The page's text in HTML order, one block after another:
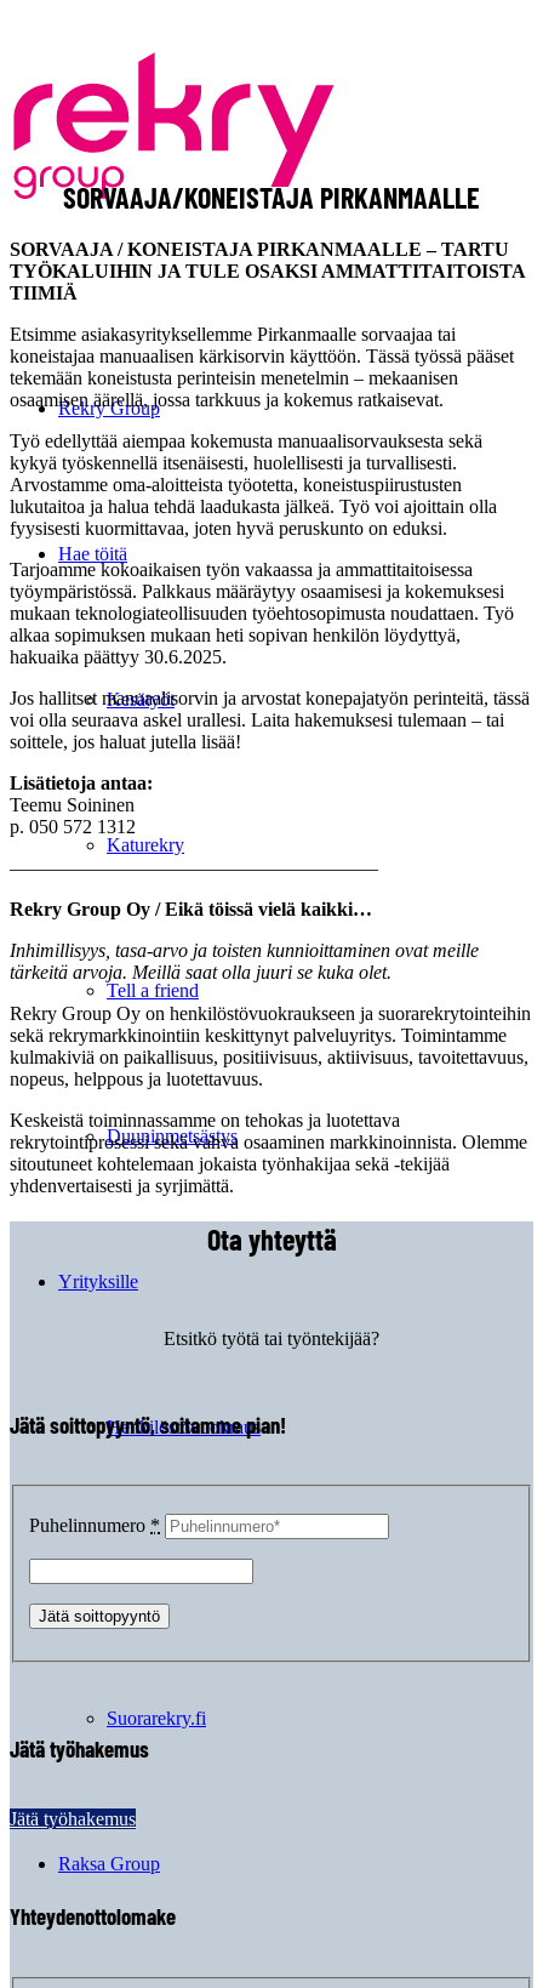
Rekry Group
Hae töitä
Kesätyöt
Katurekry
Tell a friend
Duuninmetsästys
Yrityksille
Henkilöstövuokraus
Suorarekry.fi
Raksa Group
SORVAAJA/KONEISTAJA PIRKANMAALLE
SORVAAJA / KONEISTAJA PIRKANMAALLE – TARTU
TYÖKALUIHIN JA TULE OSAKSI AMMATTITAITOISTA
TIIMIÄ
Etsimme asiakasyrityksellemme Pirkanmaalle sorvaajaa tai
koneistajaa manuaalisen kärkisorvin käyttöön. Tässä työssä pääset
tekemään koneistusta perinteisin menetelmin – mekaanisen
osaamisen äärellä, jossa tarkkuus ja kokemus ratkaisevat.
Työ edellyttää aiempaa kokemusta manuaalisorvauksesta sekä
kykyä työskennellä itsenäisesti, huolellisesti ja turvallisesti.
Arvostamme oma-aloitteista työotetta, koneistuspiirustusten
lukutaitoa ja halua tehdä laadukasta jälkeä. Työ voi ajoittain olla
fyysisesti kuormittavaa, joten hyvä peruskunto on eduksi.
Tarjoamme kokoaikaisen työn vakaassa ja ammattitaitoisessa
työympäristössä. Palkkaus määräytyy osaamisesi ja kokemuksesi
mukaan teknologiateollisuuden työehtosopimusta noudattaen. Työ
alkaa sopimuksen mukaan heti sopivan henkilön löydyttyä,
hakuaika päättyy 30.6.2025.
Jos hallitset manuaalisorvin ja arvostat konepajatyön perinteitä, tässä
voi olla seuraava askel urallesi. Laita hakemuksesi tulemaan – tai
soittele, jos haluat jutella lisää!
Lisätietoja antaa:
Teemu Soininen
p. 050 572 1312
———————————————————
Rekry Group Oy / Eikä töissä vielä kaikki…
Inhimillisyys, tasa-arvo ja toisten kunnioittaminen ovat meille
tärkeitä arvoja. Meillä saat olla juuri se kuka olet.
Rekry Group Oy on henkilöstövuokraukseen ja suorarekrytointeihin
sekä rekrymarkkinointiin keskittynyt palveluyritys. Toimintamme
kulmakiviä on paikallisuus, positiivisuus, aktiivisuus, tavoitettavuus,
nopeus, helppous ja luotettavuus.
Keskeistä toiminnassamme on tehokas ja luotettava
rekrytointiprosessi sekä vahva osaaminen markkinoinnista. Olemme
sitoutuneet kohtelemaan jokaista työnhakijaa sekä -tekijää
yhdenvertaisesti ja syrjimättä.
Ota yhteyttä
Etsitkö työtä tai työntekijää?
Jätä soittopyyntö, soitamme pian!
Puhelinnumero *
Jätä työhakemus
Jätä työhakemus
Yhteydenottolomake